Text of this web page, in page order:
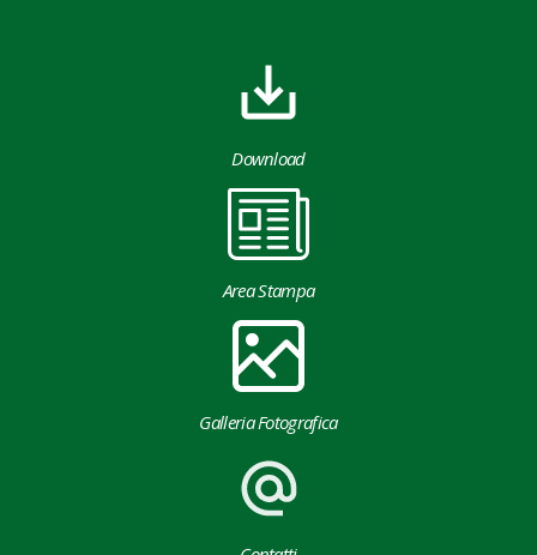
Download
Area Stampa
Galleria Fotografica